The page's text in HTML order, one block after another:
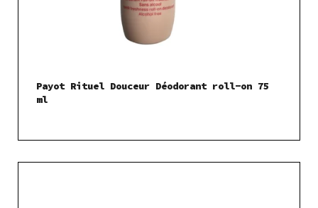
Payot Rituel Douceur Déodorant roll-on 75
ml